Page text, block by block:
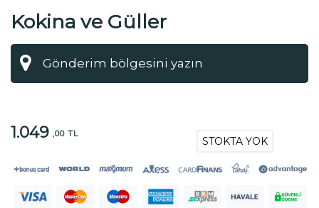
Kokina ve Güller
1.049 ,00 TL
STOKTA YOK